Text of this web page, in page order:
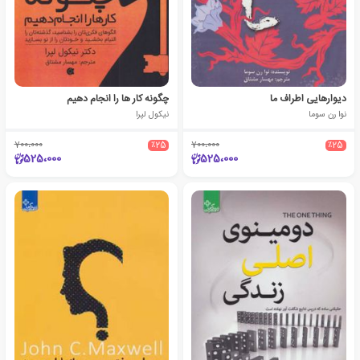
دیوارهایی اطراف ما
نوا رن سوما
٪25 700،000
525،000
چگونه کار ها را انجام دهیم
نیکول لپرا
٪25 700،000
525،000